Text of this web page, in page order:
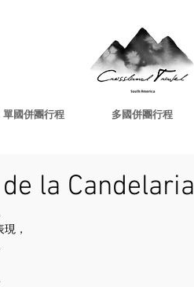
單國併團行程 多國併團行程
la Candelaria
，